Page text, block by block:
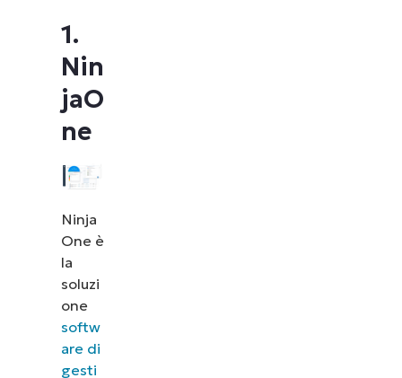
1.
Nin
jaO
ne
Ninja
One è
la
soluzi
one
softw
are di
gesti